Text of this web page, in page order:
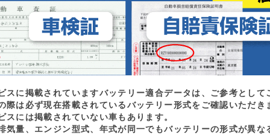
スに掲載されていますバッテリー適合データは、ご参考として
際は必ず現在搭載されているバッテリー形式をご確認いただき
スには掲載されていない車もあります。
気量、エンジン型式、年式が同一でもバッテリーの形式が異